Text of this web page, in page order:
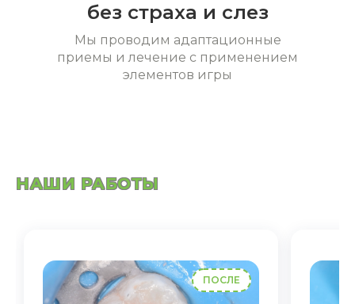
без страха и слез
Мы проводим адаптационные
приемы и лечение с применением
элементов игры
НАШИ РАБОТЫ
ПОСЛЕ